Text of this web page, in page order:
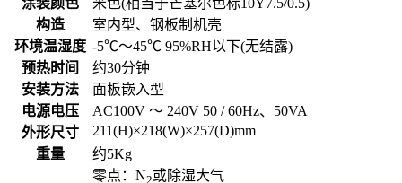
构造
室内型、钢板制机壳
环境温湿度 -5℃～45℃ 95%RH以下(无结露)
预热时间
约30分钟
安装方法
面板嵌入型
电源电压
AC100V ～ 240V 50 / 60Hz、50VA
外形尺寸
211(H)×218(W)×257(D)mm
重量
约5Kg
零点：N2或除湿大气